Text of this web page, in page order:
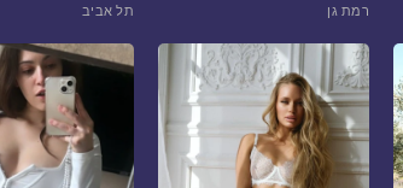
תל אביב רמת גן